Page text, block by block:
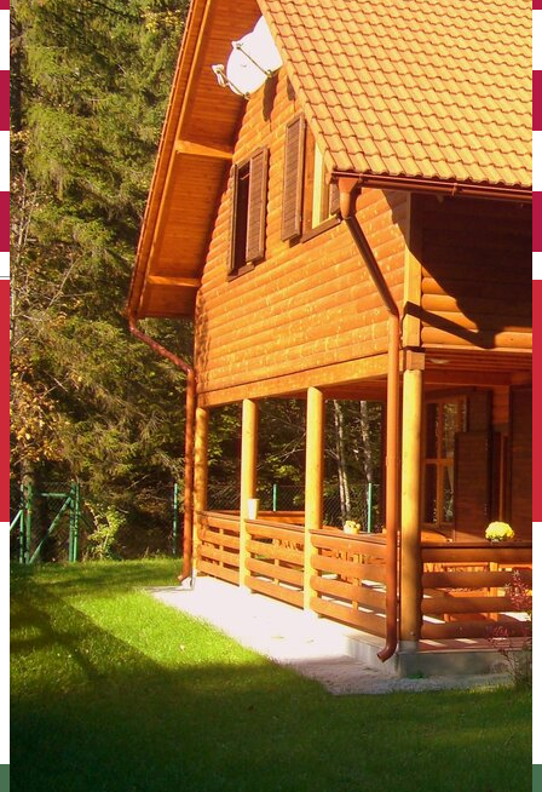
English
Închirieri auto
Închirieri de biciclete